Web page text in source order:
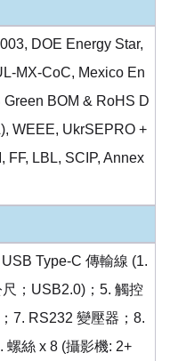
DOE Energy Star,
MX-CoC, Mexico En
BOM & RoHS D
WEEE, UkrSEPRO +
FF, LBL, SCIP, Annex
Type-C 傳輸線 (1.
；USB2.0)；5. 觸控
7. RS232 變壓器；8.
螺絲 x 8 (攝影機: 2+